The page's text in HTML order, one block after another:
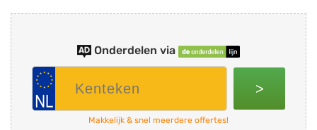
Onderdelen via
>
Makkelijk & snel meerdere offertes!